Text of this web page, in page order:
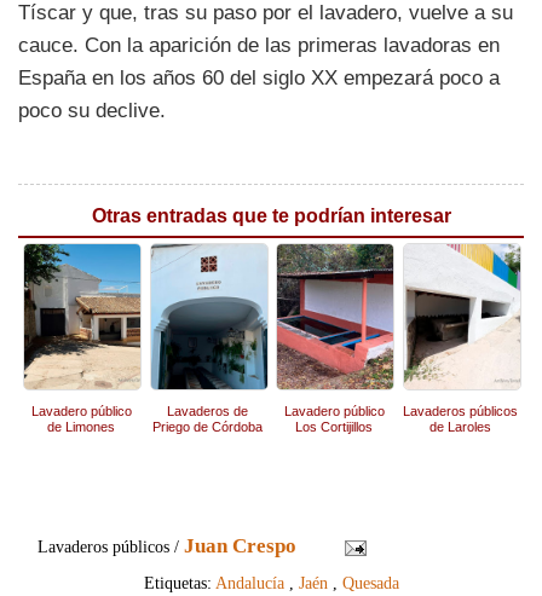
Tíscar y que, tras su paso por el lavadero, vuelve a su
cauce. Con la aparición de las primeras lavadoras en
España en los años 60 del siglo XX empezará poco a
poco su declive.
Otras entradas que te podrían interesar
Lavadero público
de Limones
Lavaderos de
Priego de Córdoba
Lavadero público
Los Cortijillos
Lavaderos públicos
de Laroles
Lavaderos públicos /Juan Crespo
Etiquetas: Andalucía, Jaén Quesada